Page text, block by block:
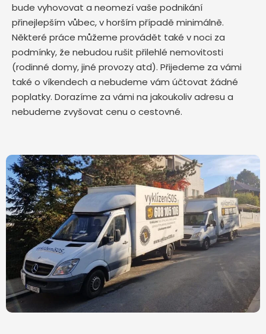
bude vyhovovat a neomezí vaše podnikání
přinejlepším vůbec, v horším případě minimálně.
Některé práce můžeme provádět také v noci za
podmínky, že nebudou rušit přilehlé nemovitosti
(rodinné domy, jiné provozy atd). Přijedeme za vámi
také o víkendech a nebudeme vám účtovat žádné
poplatky. Dorazíme za vámi na jakoukoliv adresu a
nebudeme zvyšovat cenu o cestovné.